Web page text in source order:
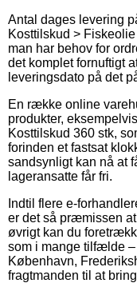
Antal dages levering
Kosttilskud >
man har behov for
det komplet fornuftigt
leveringsdato på det
En række online
produkter,
Kosttilskud 360 stk,
forinden et fastsat
sandsynligt kan nå at
lageransatte får fri.
Indtil flere e-
er det så præmissen at
øvrigt kan du
som i mange tilfælde
København,
fragtmanden til at